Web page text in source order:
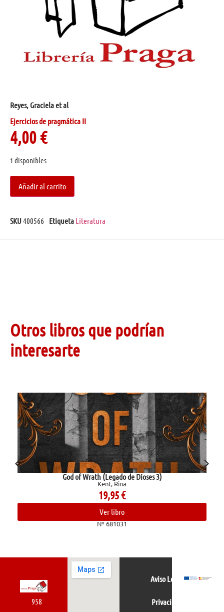
Reyes, Graciela et al
Ejercicios de pragmática II
4,00€
1 disponibles
Añadir al carrito
SKU400566 Etiqueta Literatura
Otros libros que podrían
interesarte
God of Wrath (Legado de Dioses 3)
Nº 681031
958
Aviso Legal
Privacidad